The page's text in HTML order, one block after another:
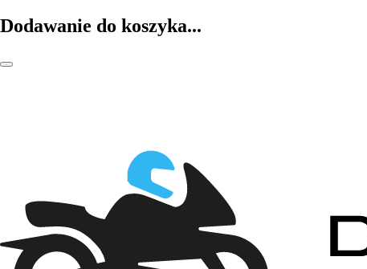
Dodawanie do koszyka...